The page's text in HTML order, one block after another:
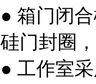
● 箱门闭
硅门封圈
● 工作室